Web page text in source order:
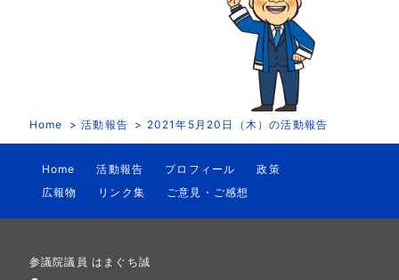
Home 活動報告 2021年5月20日（木）の活動報告
Home 活動報告 プロフィール
政策
広報物
リンク集 ご意見・ご感想
参議院議員 はまぐち誠